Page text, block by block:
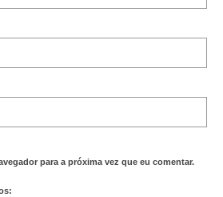
para a próxima vez que eu comentar.